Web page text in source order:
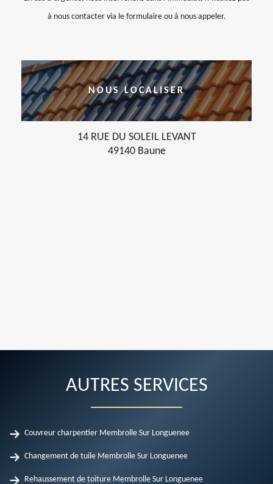
à nous contacter via le formulaire ou à nous appeler.
NOUS LOCALISER
14 RUE DU SOLEIL LEVANT
49140 Baune
AUTRES SERVICES
Couvreur charpentier Membrolle Sur Longuenee
Changement de tuile Membrolle Sur Longuenee
Rehaussement de toiture Membrolle Sur Longuenee